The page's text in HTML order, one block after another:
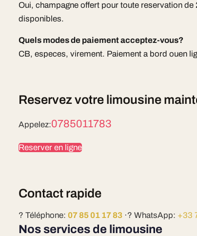
Oui, champagne offert pour toute reservation
disponibles.
Quels modes de paiement acceptez-vous?
CB, especes, virement. Paiement a bord ouen
Reservez votre limousine
Appelez:0785011783
Reserver en ligne
Contact rapide
? Téléphone:07 85 01 17 83 ·? WhatsApp: +33
Nos services de limousine